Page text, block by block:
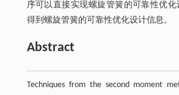
序可以直接实现螺旋管簧的可靠性优
得到螺旋管簧的可靠性优化设计信息。
Abstract
Techniques from the second moment